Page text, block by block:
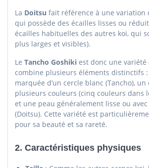
La Doitsu fait référence à une variation
qui possède des écailles lisses ou
écailles habituelles des autres koi, qui
plus larges et visibles).
Le Tancho Goshiki est donc une variété
combine plusieurs éléments distinctifs
marquée d’un cercle blanc (Tancho),
plusieurs couleurs (cinq couleurs dans
et une peau généralement lisse ou avec
(Doitsu). Cette variété est
pour sa beauté et sa rareté.
2. Caractéristiques physiques